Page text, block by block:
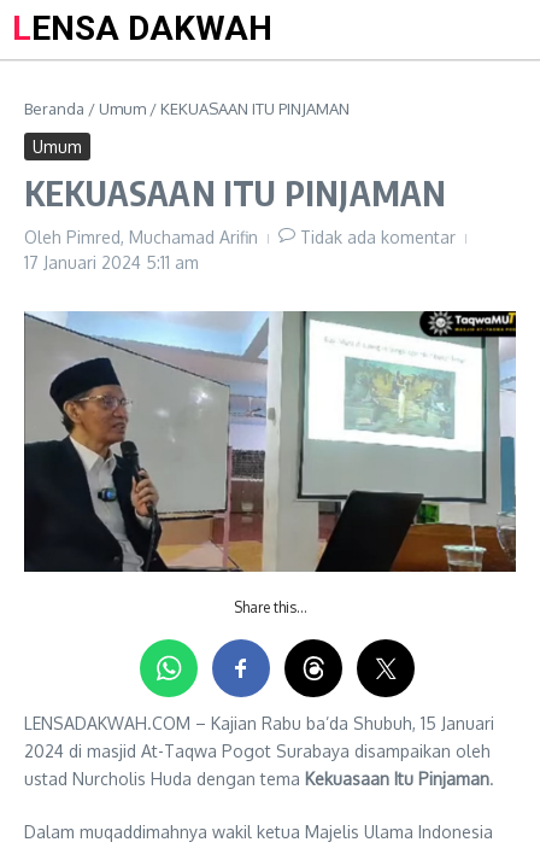
LENSA DAKWAH
Beranda / Umum / KEKUASAAN ITU PINJAMAN
Umum
KEKUASAAN ITU PINJAMAN
Oleh Pimred, Muchamad Arifin
Tidak ada komentar
17 Januari 2024 5:11 am
Share this…
LENSADAKWAH.COM – Kajian Rabu ba’da Shubuh, 15 Januari
2024 di masjid At-Taqwa Pogot Surabaya disampaikan oleh
ustad Nurcholis Huda dengan tema Kekuasaan Itu Pinjaman.
Dalam muqaddimahnya wakil ketua Majelis Ulama Indonesia